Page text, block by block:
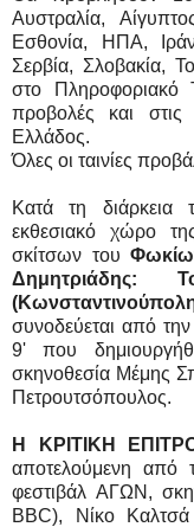
Αυστραλία,
Εσθονία, ΗΠΑ,
Σερβία, Σλοβακία,
στο Πληροφοριακό
προβολές και στις
Ελλάδος.
Όλες οι ταινίες
Κατά τη διάρκεια
εκθεσιακό χώρο
σκίτσων του
Δημητριάδης:
συνοδεύεται από
9' που
σκηνοθεσία Μέμης
Πετρουτσόπουλος.
Η ΚΡΙΤΙΚΗ
αποτελούμενη από
φεστιβάλ ΑΓΩΝ,
BBC), Νίκο